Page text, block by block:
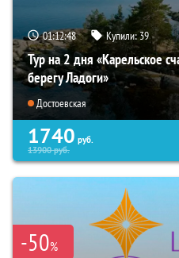
01:12:47 Купили:39
Тур на 2 дня «Карельское
берегу Ладоги»
Достоевская
1740 руб.
13900руб.
-50%